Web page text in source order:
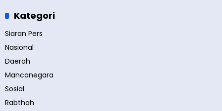
Kategori
Siaran Pers
Nasional
Daerah
Mancanegara
Sosial
Rabthah